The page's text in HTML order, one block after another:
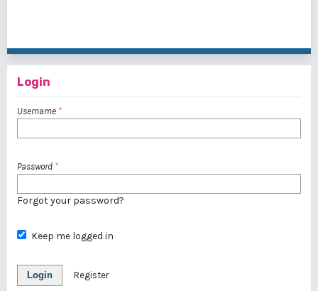
Login
Username *
Password *
Forgot your password?
Keep me logged in
Login Register